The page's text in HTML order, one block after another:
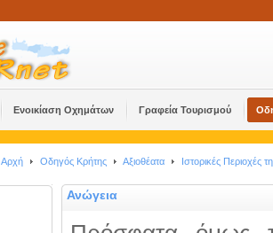
Ενοικίαση Οχημάτων Γραφεία Τουρισμού
Αρχή Οδηγός Κρήτης Αξιοθέατα Ιστορικές Περιοχές
Ανώγεια